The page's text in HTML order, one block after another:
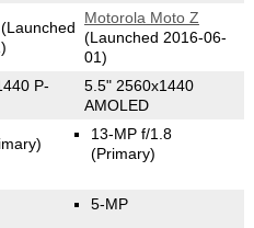
Motorola Moto Z
(Launched 2016-06-
01)
P-
5.5" 2560x1440
AMOLED
13-MP f/1.8
(Primary)
5-MP